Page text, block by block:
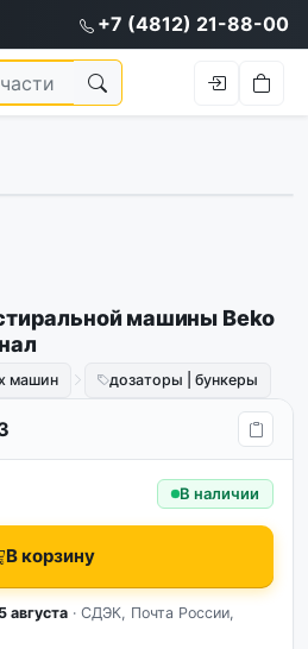
+7 (4812) 21-88-00
машины Beko
машин дозаторы | бункеры
В наличии
В корзину
августа · СДЭК, Почта России,